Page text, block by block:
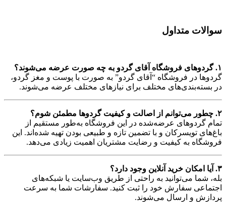
سوالات متداول
۱. گردوهای فروشگاه آقای گردو به چه صورت عرضه می‌شوند؟
گردوها در فروشگاه “آقای گردو” به صورت با پوست و مغز گردو،
در بسته‌بندی‌های مختلف برای نیازهای مختلف عرضه می‌شوند.
۲. چطور می‌توانم از اصالت و کیفیت گردوها مطمئن شوم؟
تمام گردوهای عرضه‌شده در این فروشگاه به‌طور مستقیم از
باغ‌های تویسرکان و با تضمین تازه و طبیعی بودن تهیه شده‌اند. این
فروشگاه به کیفیت و رضایت مشتریان اهمیت زیادی می‌دهد.
۳. آیا امکان خرید آنلاین وجود دارد؟
بله، شما می‌توانید به راحتی از طریق وب‌سایت یا شبکه‌های
اجتماعی سفارش خود را ثبت کنید. سفارشات شما به سرعت
پردازش و ارسال می‌شوند.